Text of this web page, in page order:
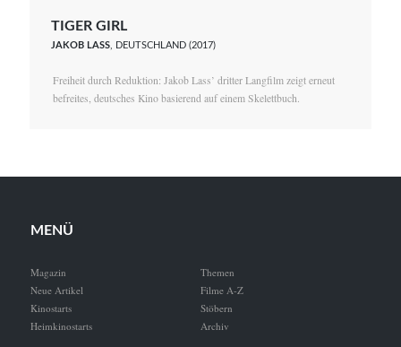
TIGER GIRL
JAKOB LASS, DEUTSCHLAND (2017)
Freiheit durch Reduktion: Jakob Lass’ dritter Langfilm zeigt erneut
befreites, deutsches Kino basierend auf einem Skelettbuch.
MENÜ
Magazin
Neue Artikel
Kinostarts
Heimkinostarts
Themen
Filme A-Z
Stöbern
Archiv